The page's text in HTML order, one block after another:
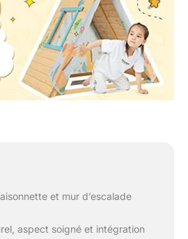
et mur d’escalade
aspect soigné et intégration